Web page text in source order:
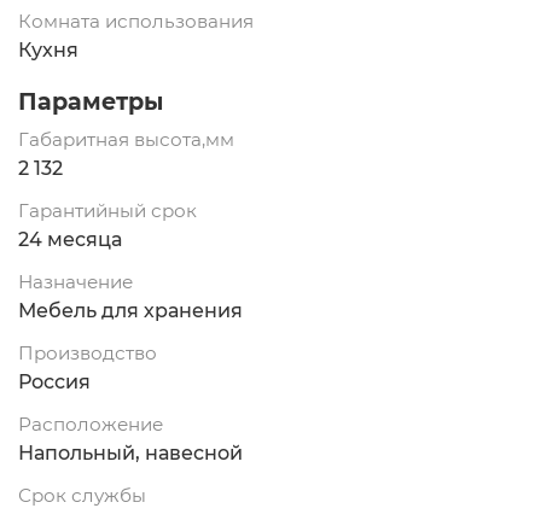
Комната использования
Кухня
Параметры
Габаритная высота,мм
2 132
Гарантийный срок
24 месяца
Назначение
Мебель для хранения
Производство
Россия
Расположение
Напольный, навесной
Срок службы